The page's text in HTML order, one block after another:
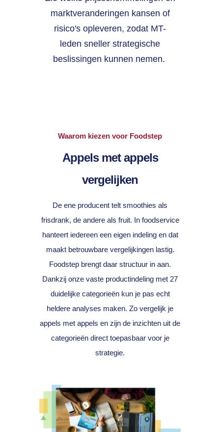
marktveranderingen kansen of
risico's opleveren, zodat MT-
leden sneller strategische
beslissingen kunnen nemen.
Waarom kiezen voor Foodstep
Appels met appels
vergelijken
De ene producent telt smoothies als
frisdrank, de andere als fruit. In foodservice
hanteert iedereen een eigen indeling en dat
maakt betrouwbare vergelijkingen lastig.
Foodstep brengt daar structuur in aan.
Dankzij onze vaste productindeling met 27
duidelijke categorieën kun je pas echt
heldere analyses maken. Zo vergelijk je
appels met appels en zijn de inzichten uit de
categorieën direct toepasbaar voor je
strategie.